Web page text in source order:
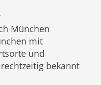
München
mit
und
bekannt